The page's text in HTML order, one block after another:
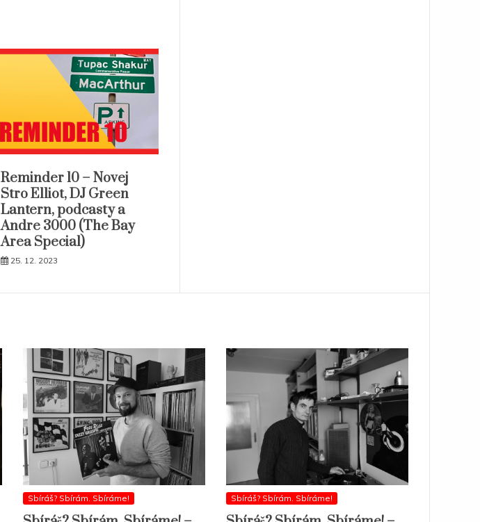
Reminder 10 – Novej
Stro Elliot, DJ Green
Lantern, podcasty a
Andre 3000 (The Bay
Area Special)
25. 12. 2023
Sbíráš? Sbírám. Sbíráme! Sbíráš? Sbírám. Sbíráme!